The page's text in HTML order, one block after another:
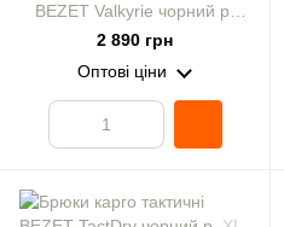
BEZET Valkyrie чорний р.
XXS
2 890 грн
Оптові ціни